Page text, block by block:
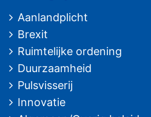
Aanlandplicht
Brexit
Ruimtelijke ordening
Duurzaamheid
Pulsvisserij
Innovatie